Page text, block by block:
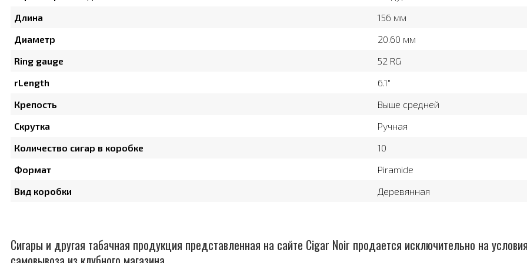
Длина
156 мм
Диаметр
20.60 мм
Ring gauge
52 RG
rLength
6.1″
Крепость
Выше средней
Скрутка
Ручная
Количество сигар в коробке
10
Формат
Piramide
Вид коробки
Деревянная
Сигары и другая табачная продукция представленная на сайте Cigar Noir продается исключительно на